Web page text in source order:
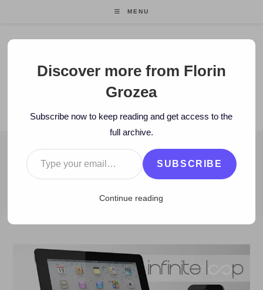
MENU
Florin Grozea
ENTREPRENEUR. FOUNDER/CEO MOCAPP.
BLOG
2011 > September > 23 > video > FUN: Muzică din orice!
Discover more from Florin
Grozea
Subscribe now to keep reading and get access to the
full archive.
Type your email…
SUBSCRIBE
Continue reading